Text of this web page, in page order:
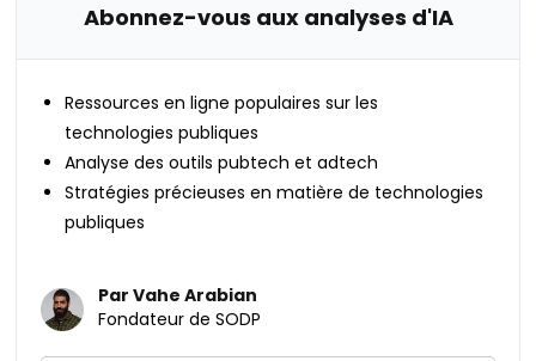
Abonnez-vous aux analyses d'IA
Ressources en ligne populaires sur les
technologies publiques
Analyse des outils pubtech et adtech
Stratégies précieuses en matière de technologies
publiques
Par Vahe Arabian
Fondateur de SODP